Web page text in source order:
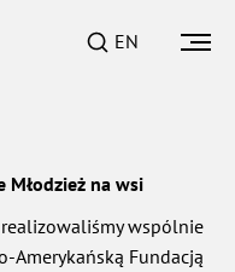
EN
Młodzież na wsi
wspólnie
Amerykańską Fundacją